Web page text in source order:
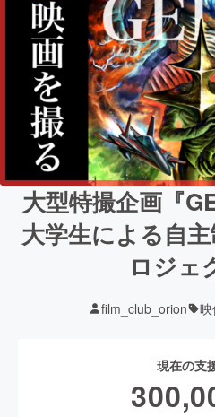
大型特撮企画『
大学生による自
ロジェ
film_club_orion
現在の支